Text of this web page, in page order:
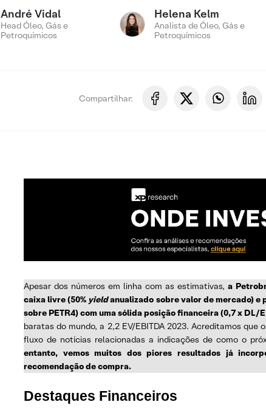
André Vidal
Head Óleo, Gás e
Petroquímicos
Helena Kelm
Analista de Óleo, Gás e
Petroquímicos
Compartilhar:
Apesar dos números em linha com as estimativas, a
caixa livre (50% yieldanualizado sobre valor de mercado) e
sobre PETR4) com uma sólida posição financeira (0,7 x DL/
baratas do mundo, a 2,2 EV/EBITDA 2023. Acreditamos
fluxo de notícias relacionadas a indicações de como o
entanto, vemos muitos dos piores resultados já
recomendação de compra.
Destaques Financeiros